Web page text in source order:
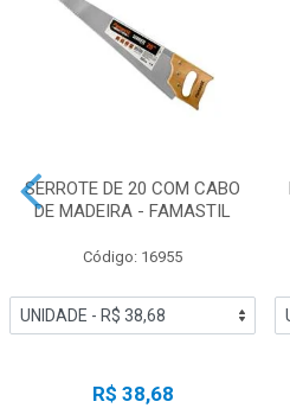
SERROTE DE 20 COM CABO
DE MADEIRA - FAMASTIL
Código: 16955
R$ 38,68